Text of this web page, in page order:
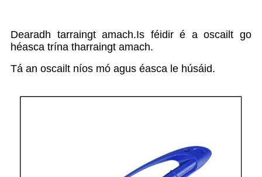
Dearadh tarraingt amach.Is féidir é a oscailt go
héasca trína tharraingt amach.
Tá an oscailt níos mó agus éasca le húsáid.